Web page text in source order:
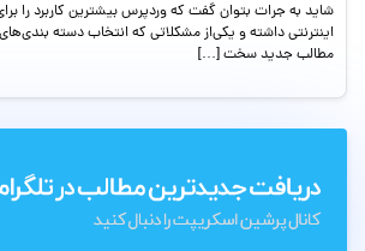
شاید به جرات بتوان گفت که وردپرس بیشترین کاربرد را
اینترنتی داشته و یکی‌از مشکلاتی که انتخاب دسته
مطالب جدید سخت […]